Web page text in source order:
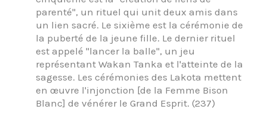
parenté", un rituel qui unit deux amis dans
un lien sacré. Le sixième est la cérémonie de
la puberté de la jeune fille. Le dernier rituel
est appelé "lancer la balle", un jeu
représentant Wakan Tanka et l'atteinte de la
sagesse. Les cérémonies des Lakota mettent
en œuvre l'injonction [de la Femme Bison
Blanc] de vénérer le Grand Esprit. (237)